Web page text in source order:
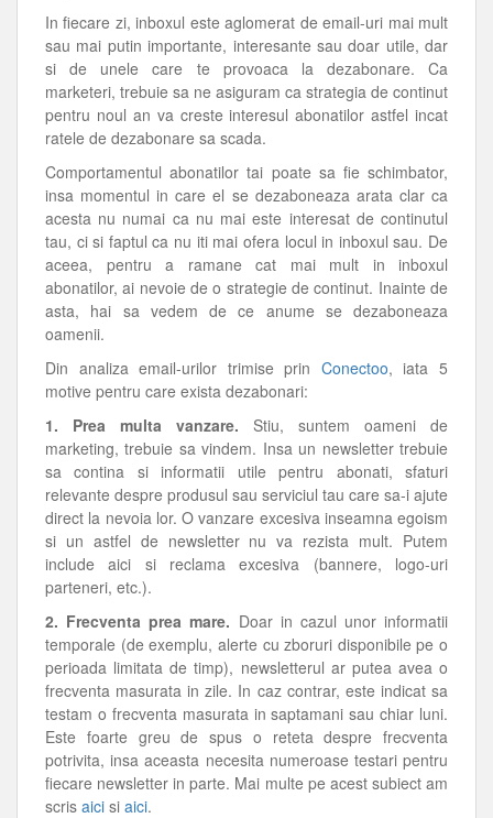
In fiecare zi, inboxul este aglomerat de email-uri mai mult
sau mai putin importante, interesante sau doar utile, dar
si de unele care te provoaca la dezabonare. Ca
marketeri, trebuie sa ne asiguram ca strategia de continut
pentru noul an va creste interesul abonatilor astfel incat
ratele de dezabonare sa scada.
Comportamentul abonatilor tai poate sa fie schimbator,
insa momentul in care el se dezaboneaza arata clar ca
acesta nu numai ca nu mai este interesat de continutul
tau, ci si faptul ca nu iti mai ofera locul in inboxul sau. De
aceea, pentru a ramane cat mai mult in inboxul
abonatilor, ai nevoie de o strategie de continut. Inainte de
asta, hai sa vedem de ce anume se dezaboneaza
oamenii.
Din analiza email-urilor trimise prin Conectoo, iata 5
motive pentru care exista dezabonari:
1. Prea multa vanzare. Stiu, suntem oameni de
marketing, trebuie sa vindem. Insa un newsletter trebuie
sa contina si informatii utile pentru abonati, sfaturi
relevante despre produsul sau serviciul tau care sa-i ajute
direct la nevoia lor. O vanzare excesiva inseamna egoism
si un astfel de newsletter nu va rezista mult. Putem
include aici si reclama excesiva (bannere, logo-uri
parteneri, etc.).
2. Frecventa prea mare. Doar in cazul unor informatii
temporale (de exemplu, alerte cu zboruri disponibile pe o
perioada limitata de timp), newsletterul ar putea avea o
frecventa masurata in zile. In caz contrar, este indicat sa
testam o frecventa masurata in saptamani sau chiar luni.
Este foarte greu de spus o reteta despre frecventa
potrivita, insa aceasta necesita numeroase testari pentru
fiecare newsletter in parte. Mai multe pe acest subiect am
scris aici si aici.